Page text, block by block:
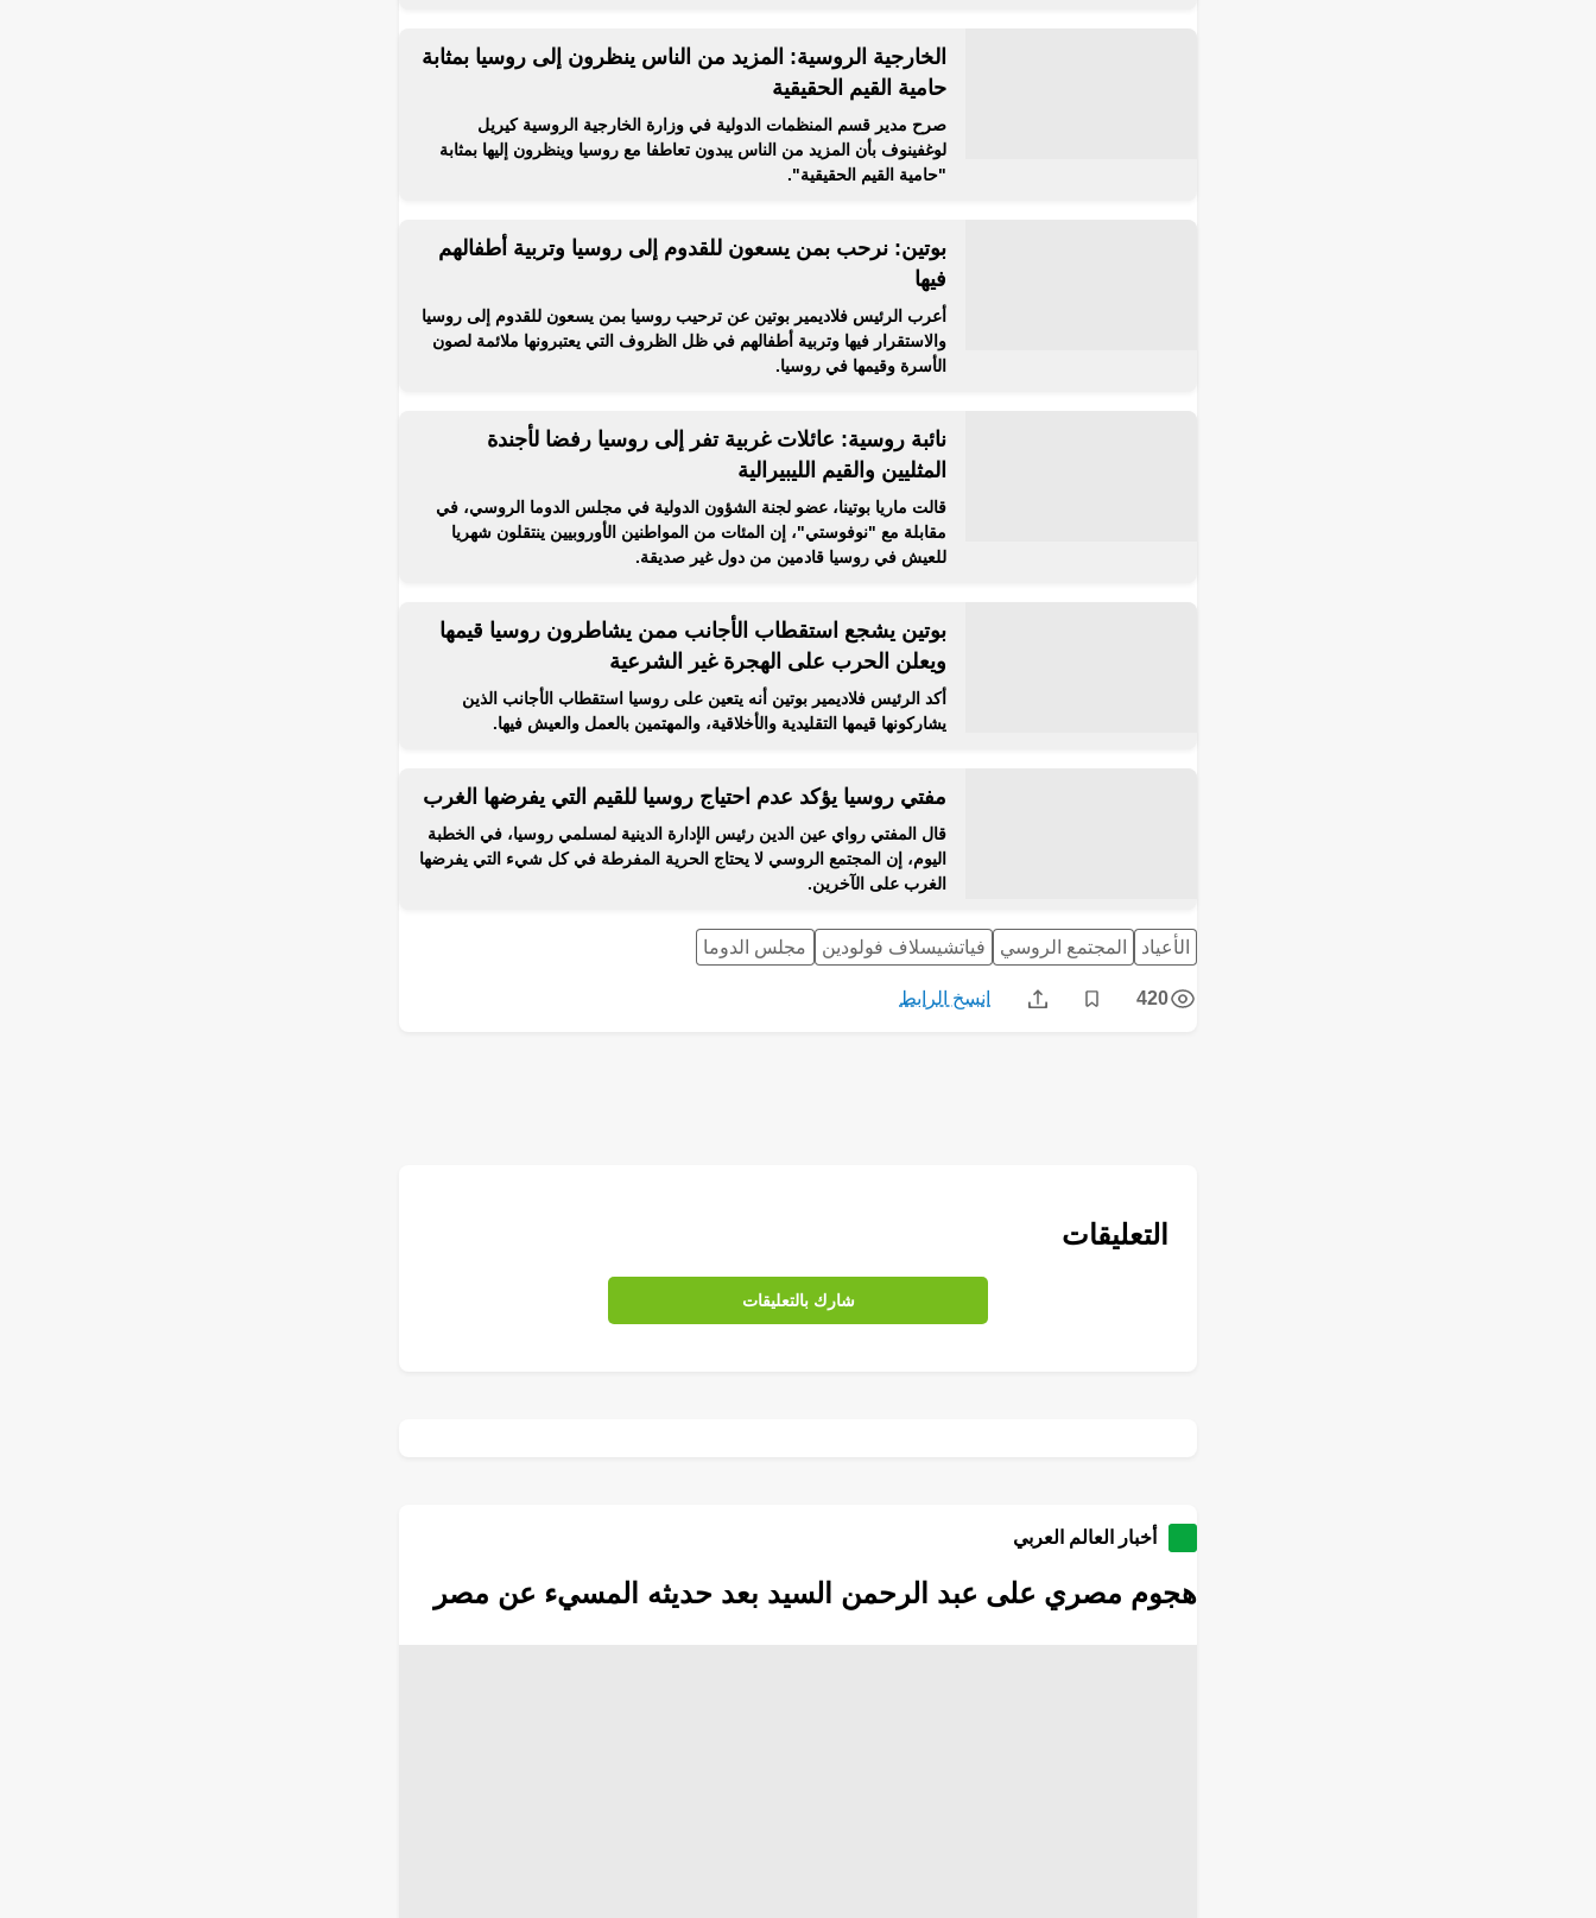
الخارجية الروسية: المزيد من الناس ينظرون إلى روسيا بمثابة
حامية القيم الحقيقية
صرح مدير قسم المنظمات الدولية في وزارة الخارجية الروسية كيريل
لوغفينوف بأن المزيد من الناس يبدون تعاطفا مع روسيا وينظرون إليها بمثابة
"حامية القيم الحقيقية".
بوتين: نرحب بمن يسعون للقدوم إلى روسيا وتربية أطفالهم
فيها
أعرب الرئيس فلاديمير بوتين عن ترحيب روسيا بمن يسعون للقدوم إلى روسيا
والاستقرار فيها وتربية أطفالهم في ظل الظروف التي يعتبرونها ملائمة لصون
الأسرة وقيمها في روسيا.
نائبة روسية: عائلات غربية تفر إلى روسيا رفضا لأجندة
المثليين والقيم الليبيرالية
قالت ماريا بوتينا، عضو لجنة الشؤون الدولية في مجلس الدوما الروسي، في
مقابلة مع "نوفوستي"، إن المئات من المواطنين الأوروبيين ينتقلون شهريا
للعيش في روسيا قادمين من دول غير صديقة.
بوتين يشجع استقطاب الأجانب ممن يشاطرون روسيا قيمها
ويعلن الحرب على الهجرة غير الشرعية
أكد الرئيس فلاديمير بوتين أنه يتعين على روسيا استقطاب الأجانب الذين
يشاركونها قيمها التقليدية والأخلاقية، والمهتمين بالعمل والعيش فيها.
مفتي روسيا يؤكد عدم احتياج روسيا للقيم التي يفرضها الغرب
قال المفتي رواي عين الدين رئيس الإدارة الدينية لمسلمي روسيا، في الخطبة
اليوم، إن المجتمع الروسي لا يحتاج الحرية المفرطة في كل شيء التي يفرضها
الغرب على الآخرين.
الأعياد المجتمع الروسي فياتشيسلاف فولودين مجلس الدوما
420
Save post
Share انسخ الرابط
التعليقات
شارك بالتعليقات
أخبار العالم العربي
هجوم مصري على عبد الرحمن السيد بعد حديثه المسيء عن مصر